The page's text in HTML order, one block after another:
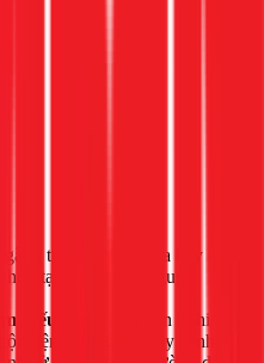
gắng tự mình kiểm tra hay
tạp và cực kỳ nguy
(nếu cần):
Nếu bạn nghi
điện bên ngoài, hãy cảnh